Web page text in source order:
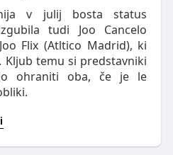
v julij bosta status
tudi Joo Cancelo
Flix (Atltico Madrid), ki
Kljub temu si predstavniki
ohraniti oba, če je le